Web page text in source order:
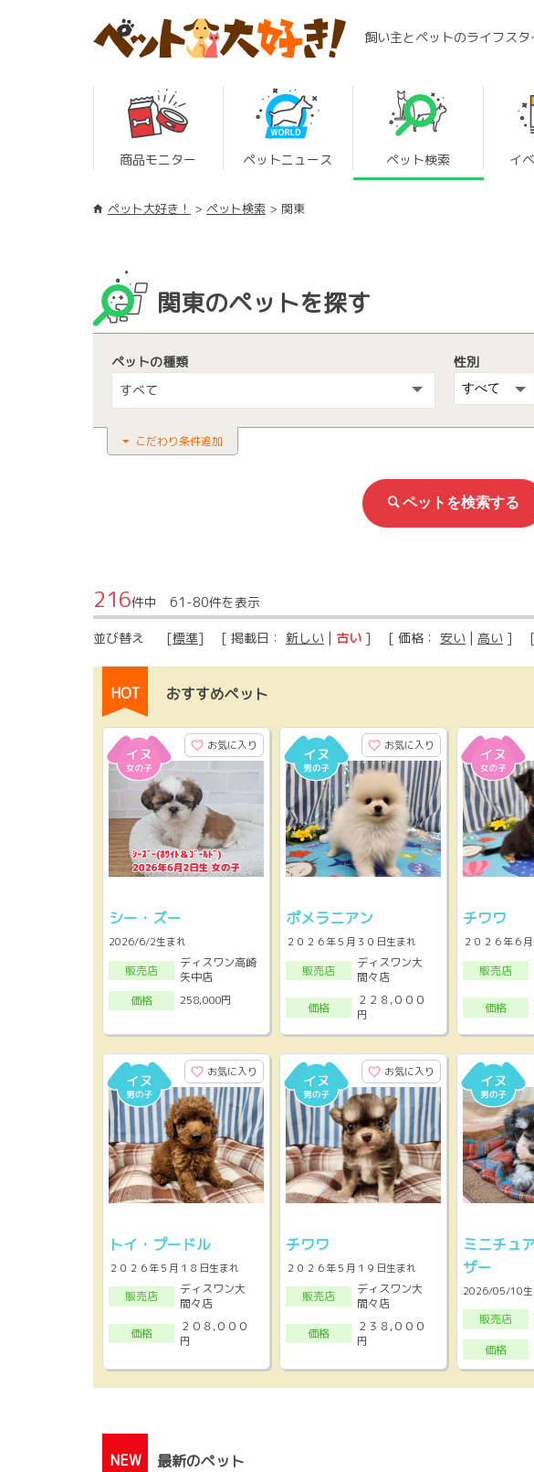
飼い主とペットのライフス
商品モニター ペットニュース ペット検索 イ
ペット大好き！ ペット検索 関東
関東のペットを探す
ペットの種類
すべて
性別
こだわり条件追加
216件中 61-80件を表示
並び替え [標準] [ 掲載日： 新しい | 古い ] [ 価格： 安い | 高い ] [
HOT おすすめペット
お気に入り
シー・ズー
2026/6/2生まれ
販売店
ディスワン高崎
矢中店
価格
258,000円
お気に入り
ポメラニアン
２０２６年５月３０日生まれ
販売店
ディスワン大
間々店
価格
２２８,０００
円
チワワ
２０２６年６
販売店
価格
お気に入り
トイ・プードル
２０２６年５月１８日生まれ
販売店
ディスワン大
間々店
価格
２０８,０００
円
お気に入り
チワワ
２０２６年５月１９日生まれ
販売店
ディスワン大
間々店
価格
２３８,０００
円
ミニチュ
ザー
2026/05/10生
販売店
価格
NEW 最新のペット